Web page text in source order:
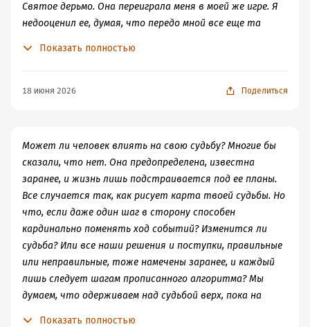
Святое дерьмо. Она переиграла меня в моей же игре. Я
недооценил ее, думая, что передо мной все еще та
что я должна была сказать? – спросила она,
касаясь губ: – Можешь еще раз повторить, чье имя я
должна произносить, когда ты даришь мне
удовольствие? Ну вот и все. Я схватил ее за горло и
впился в губы. Подхватив ее за задницу, чтобы она
смогла обвить меня ногами, понес ее к подоконнику –
единственной твердой поверхности в этой комнате,
кроме стола, на котором остывал недоеденный ужин.
Показать полностью
18 июня 2026 Поделиться
Может ли человек влиять на свою судьбу? Многие бы
сказали, что нет. Она предопределена, известна
заранее, и жизнь лишь подстраивается под ее планы.
Все случается так, как рисует карта твоей судьбы. Но
что, если даже один шаг в сторону способен
кардинально поменять ход событий? Изменится ли
судьба? Или все наши решения и поступки, правильные
или неправильные, тоже намечены заранее, и каждый
лишь следует шагам прописанного алгоритма? Мы
думаем, что одерживаем над судьбой верх, пока на
Показать полностью